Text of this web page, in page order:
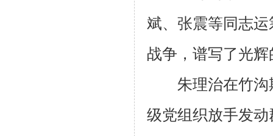
斌、张震等同志
战争，谱写了光
朱理治在竹沟
级党组织放手发